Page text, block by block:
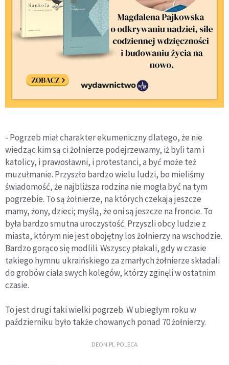
- Pogrzeb miał charakter ekumeniczny dlatego, że nie
wiedząc kim są ci żołnierze podejrzewamy, iż byli tam i
katolicy, i prawosławni, i protestanci, a być może też
muzułmanie. Przyszło bardzo wielu ludzi, bo mieliśmy
świadomość, że najbliższa rodzina nie mogła być na tym
pogrzebie. To są żołnierze, na których czekają jeszcze
mamy, żony, dzieci; myślą, że oni są jeszcze na froncie. To
była bardzo smutna uroczystość. Przyszli obcy ludzie z
miasta, którym nie jest obojętny los żołnierzy na wschodzie.
Bardzo gorąco się modlili. Wszyscy płakali, gdy w czasie
takiego hymnu ukraińskiego za zmarłych żołnierze składali
do grobów ciała swych kolegów, którzy zginęli w ostatnim
czasie.
To jest drugi taki wielki pogrzeb. W ubiegłym roku w
październiku było także chowanych ponad 70 żołnierzy.
DEON.PL POLECA